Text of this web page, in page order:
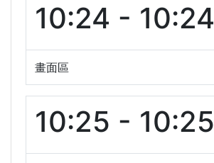
10:24 - 10:24
畫面區
10:25 - 10:25